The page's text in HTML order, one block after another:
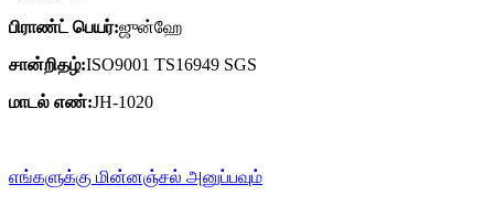
பிராண்ட் பெயர்:ஜுன்ஹே
சான்றிதழ்:ISO9001 TS16949 SGS
மாடல் எண்:JH-1020
எங்களுக்கு மின்னஞ்சல் அனுப்பவும்